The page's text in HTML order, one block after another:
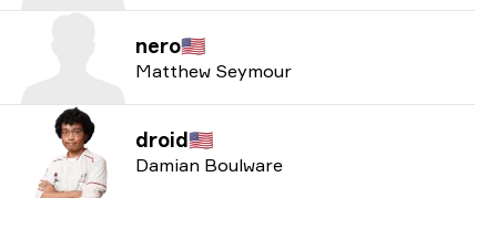
nero🇺🇸
Matthew Seymour
droid🇺🇸
Damian Boulware